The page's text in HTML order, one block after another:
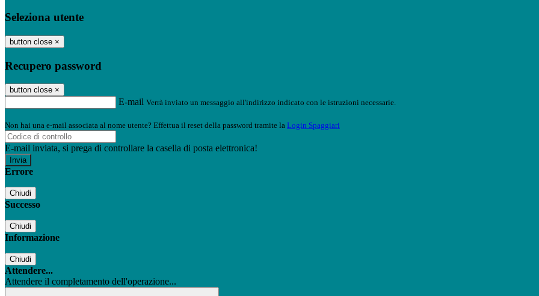
Seleziona utente
button close ×
Recupero password
button close ×
E-mail Verrà inviato un messaggio all'indirizzo indicato con le istruzioni necessarie.
Non hai una e-mail associata al nome utente? Effettua il reset della password tramite la Login Spaggiari
E-mail inviata, si prega di controllare la casella di posta elettronica!
Errore
Chiudi
Successo
Chiudi
Informazione
Chiudi
Attendere...
Attendere il completamento dell'operazione...